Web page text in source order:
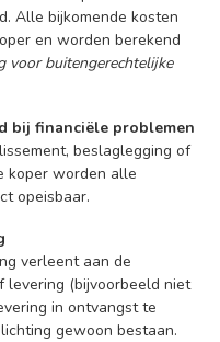
Alle bijkomende kosten
en worden berekend
voor buitengerechtelijke
bij financiële problemen
beslaglegging of
koper worden alle
opeisbaar.
verleent aan de
levering (bijvoorbeeld niet
in ontvangst te
gewoon bestaan.